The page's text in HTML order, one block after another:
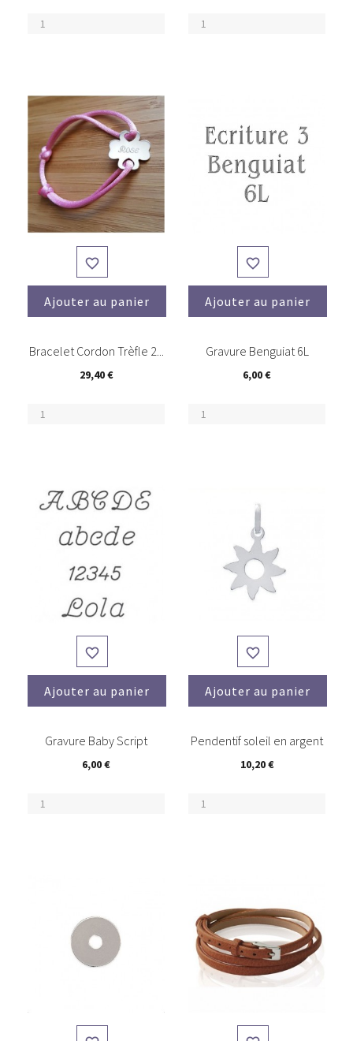

Ajouter au panier
Bracelet Cordon Trèfle 2...
29,40 €

Ajouter au panier
Gravure Benguiat 6L
6,00 €

Ajouter au panier
Gravure Baby Script
6,00 €

Ajouter au panier
Pendentif soleil en argent
10,20 €